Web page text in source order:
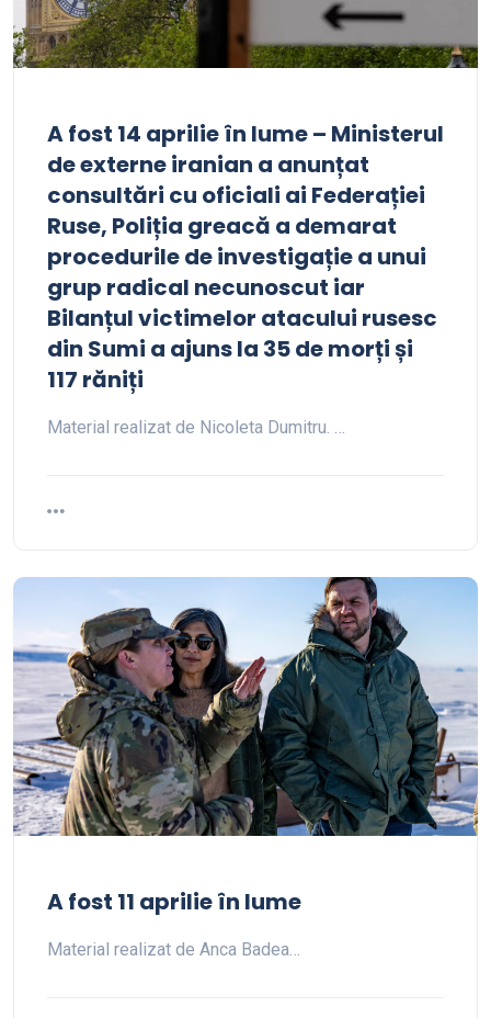
A fost 14 aprilie în lume – Ministerul
de externe iranian a anunțat
consultări cu oficiali ai Federației
Ruse, Poliția greacă a demarat
procedurile de investigație a unui
grup radical necunoscut iar
Bilanțul victimelor atacului rusesc
din Sumi a ajuns la 35 de morți și
117 răniți
Material realizat de Nicoleta Dumitru. …
A fost 11 aprilie în lume
Material realizat de Anca Badea…